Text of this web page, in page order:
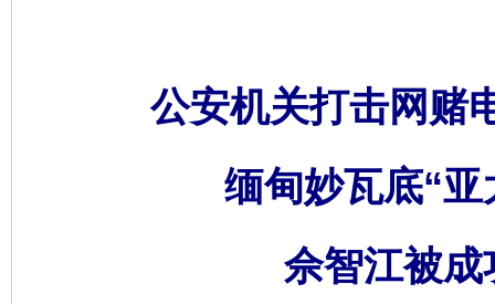
公安机关打击网赌
缅甸妙瓦底“
佘智江被